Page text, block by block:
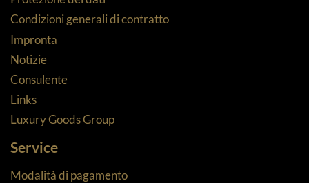
Condizioni generali di contratto
Impronta
Notizie
Consulente
Links
Luxury Goods Group
Service
Modalità di pagamento